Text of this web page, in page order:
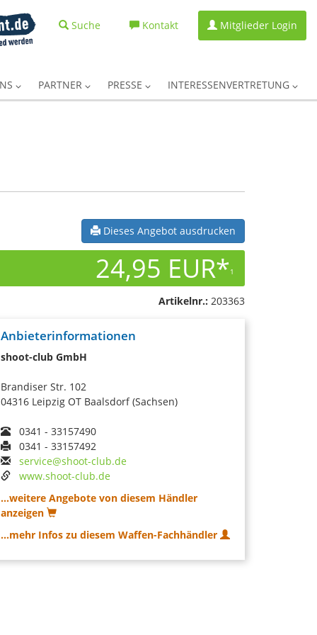
Suche Kontakt Mitglieder Login
PARTNER PRESSE INTERESSENVERTRETUNG
Dieses Angebot ausdrucken
24,95 EUR*1
Artikelnr.: 203363
Anbieterinformationen
shoot-club GmbH
Brandiser Str. 102
04316 Leipzig OT Baalsdorf (Sachsen)
0341 - 33157490
0341 - 33157492
service@shoot-club.de
www.shoot-club.de
...weitere Angebote von diesem Händler
anzeigen
...mehr Infos zu diesem Waffen-Fachhändler